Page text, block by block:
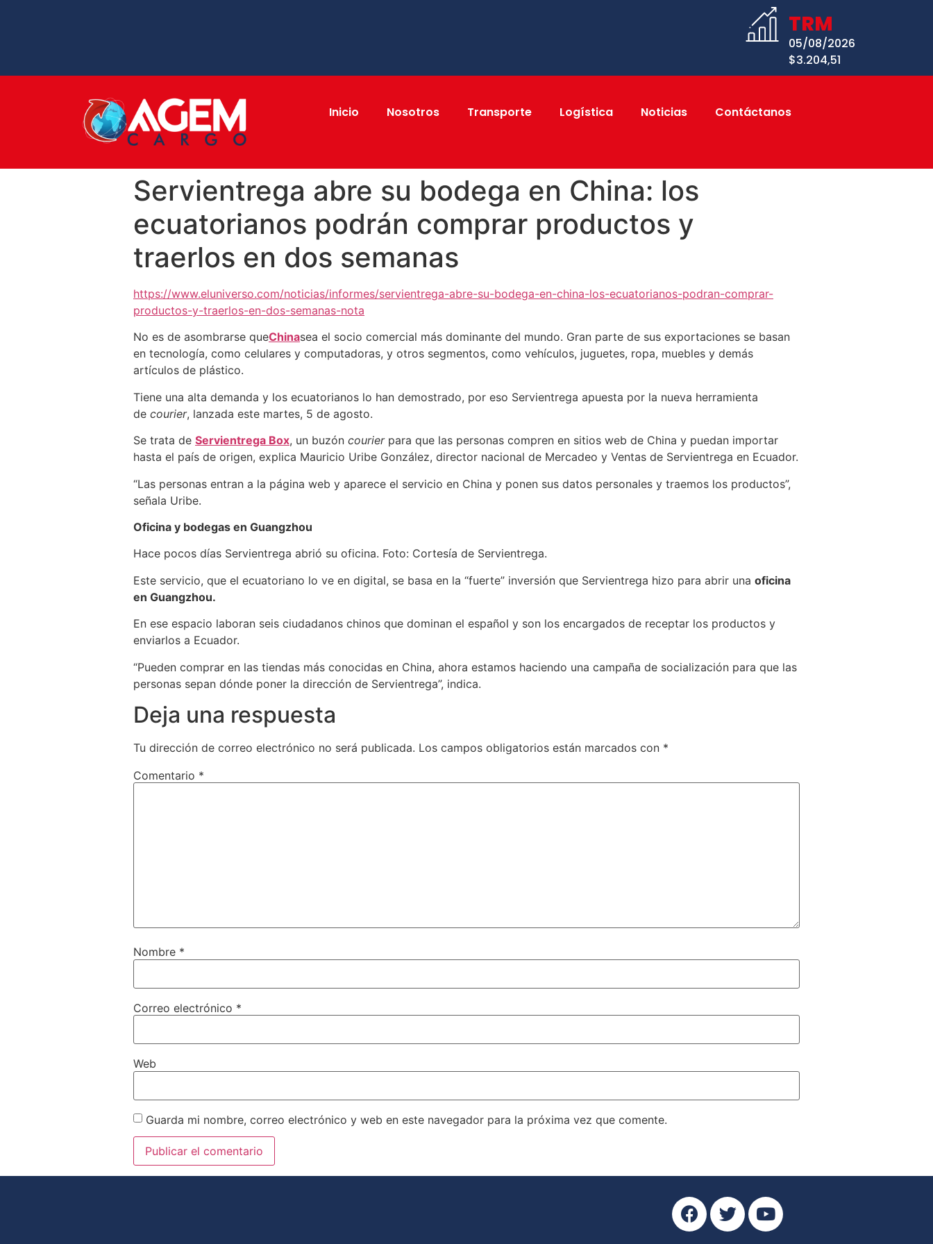
TRM
05/08/2026
$3.204,51
Inicio Nosotros Transporte Logística Noticias Contáctanos
Servientrega abre su bodega en China: los
ecuatorianos podrán comprar productos y
traerlos en dos semanas
https://www.eluniverso.com/noticias/informes/servientrega-abre-su-bodega-en-china-los-ecuatorianos-podran-comprar-
productos-y-traerlos-en-dos-semanas-nota
No es de asombrarse queChinasea el socio comercial más dominante del mundo. Gran parte de sus exportaciones se basan
en tecnología, como celulares y computadoras, y otros segmentos, como vehículos, juguetes, ropa, muebles y demás
artículos de plástico.
Tiene una alta demanda y los ecuatorianos lo han demostrado, por eso Servientrega apuesta por la nueva herramienta
de courier, lanzada este martes, 5 de agosto.
Se trata de Servientrega Box, un buzón courier para que las personas compren en sitios web de China y puedan importar
hasta el país de origen, explica Mauricio Uribe González, director nacional de Mercadeo y Ventas de Servientrega en Ecuador.
“Las personas entran a la página web y aparece el servicio en China y ponen sus datos personales y traemos los productos”,
señala Uribe.
Oficina y bodegas en Guangzhou
Hace pocos días Servientrega abrió su oficina. Foto: Cortesía de Servientrega.
Este servicio, que el ecuatoriano lo ve en digital, se basa en la “fuerte” inversión que Servientrega hizo para abrir una oficina
en Guangzhou.
En ese espacio laboran seis ciudadanos chinos que dominan el español y son los encargados de receptar los productos y
enviarlos a Ecuador.
“Pueden comprar en las tiendas más conocidas en China, ahora estamos haciendo una campaña de socialización para que las
personas sepan dónde poner la dirección de Servientrega”, indica.
Deja una respuesta
Tu dirección de correo electrónico no será publicada. Los campos obligatorios están marcados con *
Comentario *
Nombre *
Correo electrónico *
Web
Guarda mi nombre, correo electrónico y web en este navegador para la próxima vez que comente.